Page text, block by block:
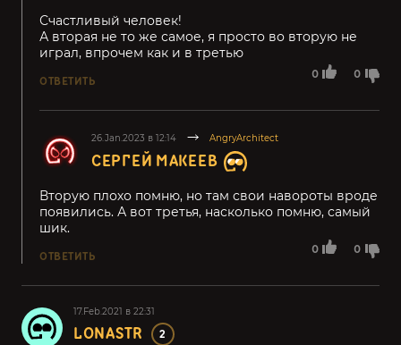
0 0
Счастливый человек!
А вторая не то же самое, я просто во вторую не
играл, впрочем как и в третью
ОТВЕТИТЬ
26.Jan.2023 в 12:14 AngryArchitect
СЕРГЕЙ МАКЕЕВ
0 0
Вторую плохо помню, но там свои навороты вроде
появились. А вот третья, насколько помню, самый
шик.
ОТВЕТИТЬ
17.Feb.2021 в 22:31
LONASTR 2